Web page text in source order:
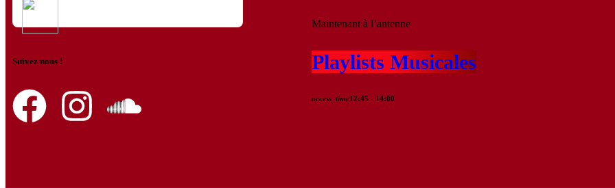
Suivez nous !
Maintenant à l’antenne
Playlists Musicales
access_time12:45 - 14:00